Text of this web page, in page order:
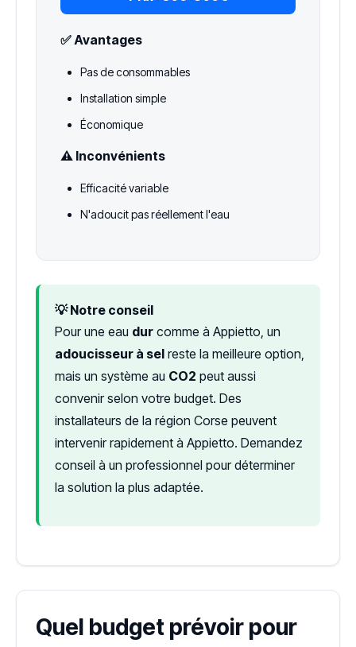
✅ Avantages
Pas de consommables
Installation simple
Économique
⚠️ Inconvénients
Efficacité variable
N'adoucit pas réellement l'eau
💡 Notre conseil
Pour une eau dur comme à Appietto, un
adoucisseur à sel reste la meilleure option,
mais un système au CO2 peut aussi
convenir selon votre budget. Des
installateurs de la région Corse peuvent
intervenir rapidement à Appietto. Demandez
conseil à un professionnel pour déterminer
la solution la plus adaptée.
Quel budget prévoir pour